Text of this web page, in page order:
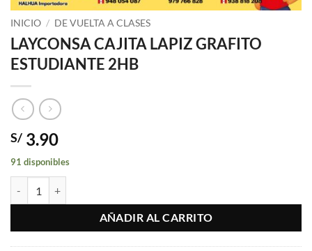
INICIO / DE VUELTA A CLASES
LAYCONSA CAJITA LAPIZ GRAFITO
ESTUDIANTE 2HB
S/ 3.90
91 disponibles
AÑADIR AL CARRITO